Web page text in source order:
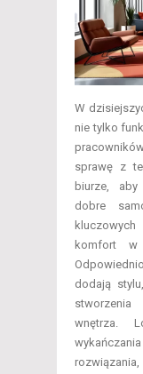
W
nie tylko
sprawę z
biurze,
dobre
komfort w
dodają
wnętrza.